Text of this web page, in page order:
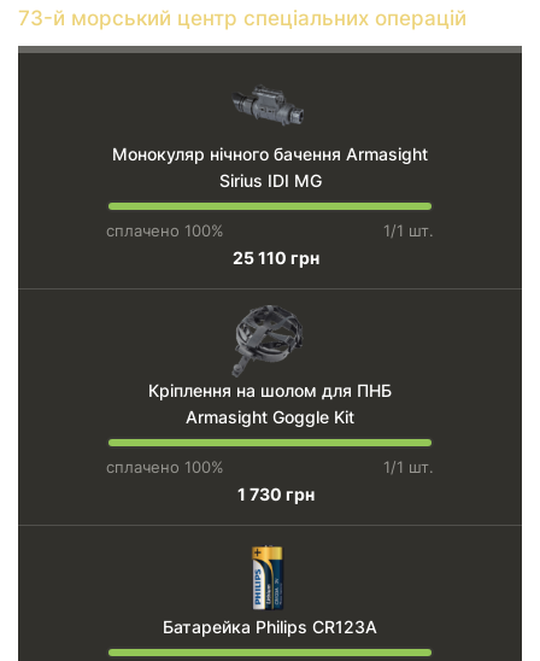
73-й морський центр спеціальних операцій
Монокуляр нічного бачення Armasight
Sirius IDI MG
сплачено 100% 1/1 шт.
25 110 грн
Кріплення на шолом для ПНБ
Armasight Goggle Kit
сплачено 100% 1/1 шт.
1 730 грн
Батарейка Philips CR123А